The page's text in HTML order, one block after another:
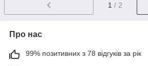
1 / 2
Про нас
99% позитивних з 78 відгуків за рік